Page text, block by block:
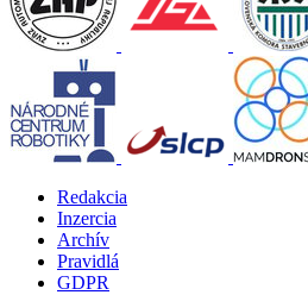
Redakcia
Inzercia
Archív
Pravidlá
GDPR